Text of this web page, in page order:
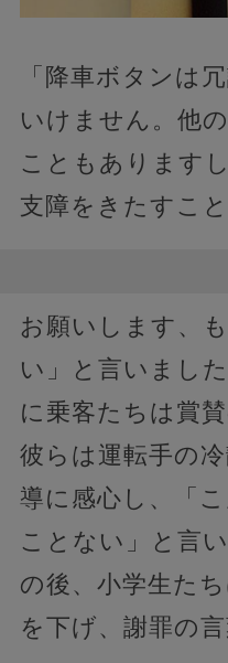
「降車ボタンは
いけません。他
こともあります
支障をきたすこ
お願いします、
い」と言いまし
に乗客たちは賞
彼らは運転手の
導に感心し、「
ことない」と言
の後、小学生た
を下げ、謝罪の